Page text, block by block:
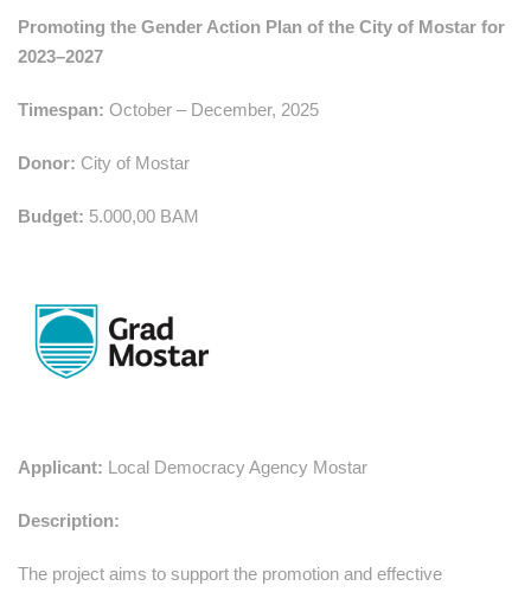
Promoting the Gender Action Plan of the City of Mostar for
2023–2027
Timespan: October – December, 2025
Donor: City of Mostar
Budget: 5.000,00 BAM
Applicant: Local Democracy Agency Mostar
Description:
The project aims to support the promotion and effective